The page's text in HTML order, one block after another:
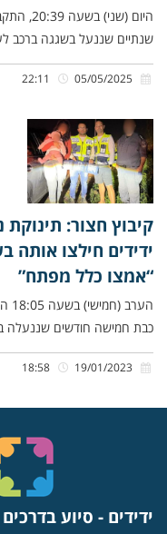
היום
שנתיים שננעל בשגגה ברכב
קיבוץ חצור:
ידידים חילצו אותה
“אמצו כלל מפתח”
כבת חמישה חודשים שננעלה
ידידים - סיוע בדרכים